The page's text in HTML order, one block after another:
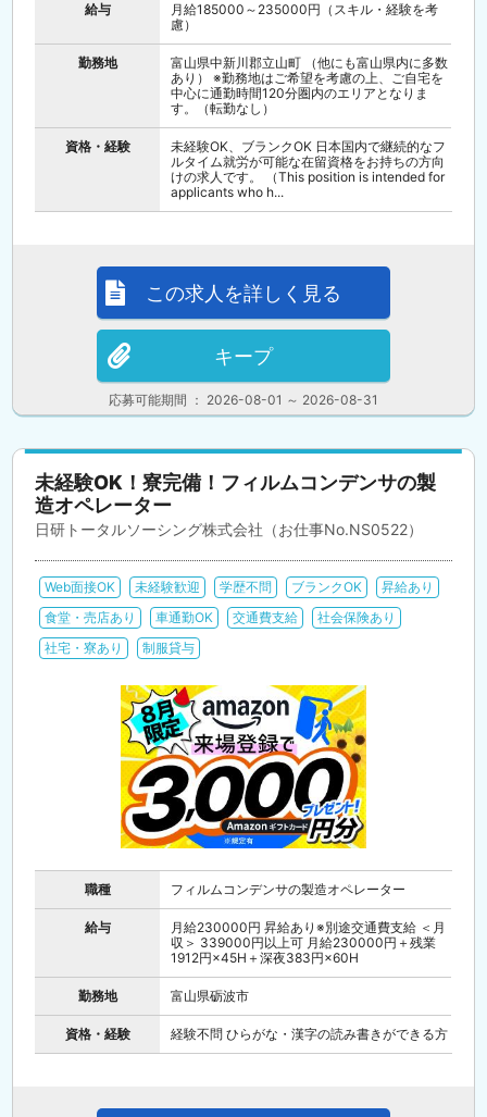
給与
月給185000～235000円（スキル・経験を考
慮）
勤務地
富山県中新川郡立山町 （他にも富山県内に多数
あり） ※勤務地はご希望を考慮の上、ご自宅を
中心に通勤時間120分圏内のエリアとなりま
す。（転勤なし）
資格・経験
未経験OK、ブランクOK 日本国内で継続的なフ
ルタイム就労が可能な在留資格をお持ちの方向
けの求人です。 （This position is intended for
applicants who h...
応募可能期間 ： 2026-08-01 ～ 2026-08-31
この求人を詳しく見る
キープ
未経験OK！寮完備！フィルムコンデンサの製
造オペレーター
日研トータルソーシング株式会社（お仕事No.NS0522）
Web面接OK 未経験歓迎 学歴不問 ブランクOK
昇給あり
食堂・売店あり
車通勤OK 交通費支給
社会保険あり
社宅・寮あり
制服貸与
職種 フィルムコンデンサの製造オペレーター
給与
月給230000円 昇給あり※別途交通費支給 ＜月
収＞ 339000円以上可 月給230000円＋残業
1912円×45H＋深夜383円×60H
勤務地 富山県砺波市
資格・経験 経験不問 ひらがな・漢字の読み書きができる方